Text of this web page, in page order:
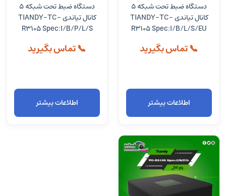
دستگاه ضبط تحت شبکه 5
کانال تیاندی TIANDY-TC-
R3105 Spec:I/B/L/S/EU
📞 تماس بگیرید
اطلاعات بیشتر
دستگاه ضبط تحت شبکه 5
کانال تیاندی TIANDY-TC-
R3105 Spec:I/B/P/L/S
📞 تماس بگیرید
اطلاعات بیشتر